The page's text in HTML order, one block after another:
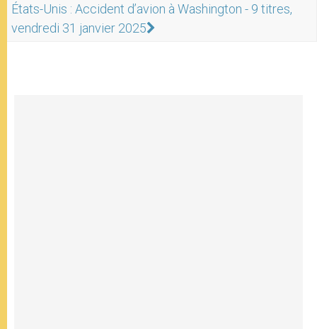
États-Unis : Accident d’avion à Washington - 9 titres,
vendredi 31 janvier 2025